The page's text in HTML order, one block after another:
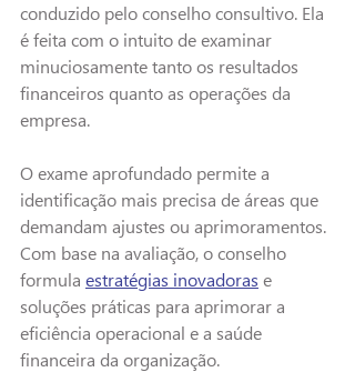
conduzido pelo conselho consultivo. Ela
é feita com o intuito de examinar
minuciosamente tanto os resultados
financeiros quanto as operações da
empresa.
O exame aprofundado permite a
identificação mais precisa de áreas que
demandam ajustes ou aprimoramentos.
Com base na avaliação, o conselho
formula estratégias inovadoras e
soluções práticas para aprimorar a
eficiência operacional e a saúde
financeira da organização.